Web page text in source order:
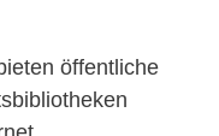
öffentliche